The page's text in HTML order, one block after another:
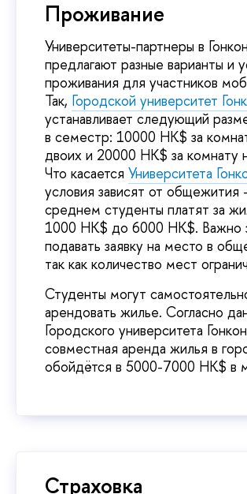
Проживание
Университеты-партнеры в
предлагают разные варианты и
проживания для участников
Так, Городской университет
устанавливает следующий
в семестр: 10000 HK$ за
двоих и 20000 HK$ за комнату
Что касается Университета
условия зависят от общежития
среднем студенты платят за
1000 HK$ до 6000 HK$. Важно
подавать заявку на место в
так как количество мест
Студенты могут
арендовать жилье. Согласно
Городского университета
совместная аренда жилья в
обойдётся в 5000-7000 HK$ в
Страховка